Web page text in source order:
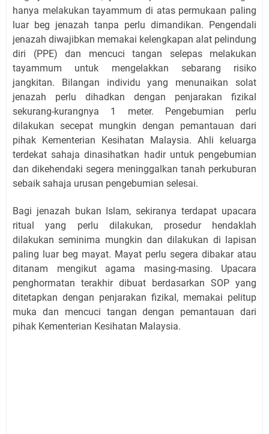
hanya melakukan tayammum di atas permukaan paling
luar beg jenazah tanpa perlu dimandikan. Pengendali
jenazah diwajibkan memakai kelengkapan alat pelindung
diri (PPE) dan mencuci tangan selepas melakukan
tayammum untuk mengelakkan sebarang risiko
jangkitan. Bilangan individu yang menunaikan solat
jenazah perlu dihadkan dengan penjarakan fizikal
sekurang-kurangnya 1 meter. Pengebumian perlu
dilakukan secepat mungkin dengan pemantauan dari
pihak Kementerian Kesihatan Malaysia. Ahli keluarga
terdekat sahaja dinasihatkan hadir untuk pengebumian
dan dikehendaki segera meninggalkan tanah perkuburan
sebaik sahaja urusan pengebumian selesai.
Bagi jenazah bukan Islam, sekiranya terdapat upacara
ritual yang perlu dilakukan, prosedur hendaklah
dilakukan seminima mungkin dan dilakukan di lapisan
paling luar beg mayat. Mayat perlu segera dibakar atau
ditanam mengikut agama masing-masing. Upacara
penghormatan terakhir dibuat berdasarkan SOP yang
ditetapkan dengan penjarakan fizikal, memakai pelitup
muka dan mencuci tangan dengan pemantauan dari
pihak Kementerian Kesihatan Malaysia.